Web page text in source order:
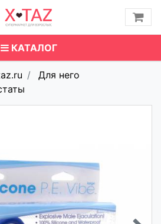
КАТАЛОГ
Для него